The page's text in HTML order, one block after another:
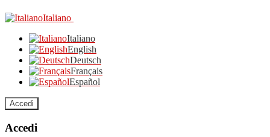
Italiano
Italiano
English
Deutsch
Français
Español
Accedi
Accedi